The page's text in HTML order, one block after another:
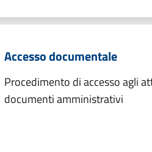
Accesso documentale
Procedimento di accesso agli
documenti amministrativi